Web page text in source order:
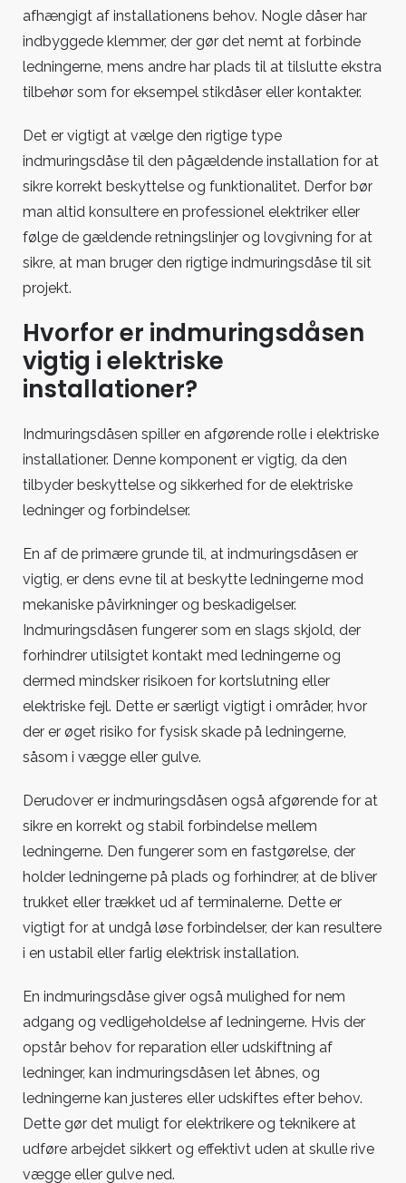
afhængigt af installationens behov. Nogle dåser har
indbyggede klemmer, der gør det nemt at forbinde
ledningerne, mens andre har plads til at tilslutte ekstra
tilbehør som for eksempel stikdåser eller kontakter.
Det er vigtigt at vælge den rigtige type
indmuringsdåse til den pågældende installation for at
sikre korrekt beskyttelse og funktionalitet. Derfor bør
man altid konsultere en professionel elektriker eller
følge de gældende retningslinjer og lovgivning for at
sikre, at man bruger den rigtige indmuringsdåse til sit
projekt.
Hvorfor er indmuringsdåsen
vigtig i elektriske
installationer?
Indmuringsdåsen spiller en afgørende rolle i elektriske
installationer. Denne komponent er vigtig, da den
tilbyder beskyttelse og sikkerhed for de elektriske
ledninger og forbindelser.
En af de primære grunde til, at indmuringsdåsen er
vigtig, er dens evne til at beskytte ledningerne mod
mekaniske påvirkninger og beskadigelser.
Indmuringsdåsen fungerer som en slags skjold, der
forhindrer utilsigtet kontakt med ledningerne og
dermed mindsker risikoen for kortslutning eller
elektriske fejl. Dette er særligt vigtigt i områder, hvor
der er øget risiko for fysisk skade på ledningerne,
såsom i vægge eller gulve.
Derudover er indmuringsdåsen også afgørende for at
sikre en korrekt og stabil forbindelse mellem
ledningerne. Den fungerer som en fastgørelse, der
holder ledningerne på plads og forhindrer, at de bliver
trukket eller trækket ud af terminalerne. Dette er
vigtigt for at undgå løse forbindelser, der kan resultere
i en ustabil eller farlig elektrisk installation.
En indmuringsdåse giver også mulighed for nem
adgang og vedligeholdelse af ledningerne. Hvis der
opstår behov for reparation eller udskiftning af
ledninger, kan indmuringsdåsen let åbnes, og
ledningerne kan justeres eller udskiftes efter behov.
Dette gør det muligt for elektrikere og teknikere at
udføre arbejdet sikkert og effektivt uden at skulle rive
vægge eller gulve ned.